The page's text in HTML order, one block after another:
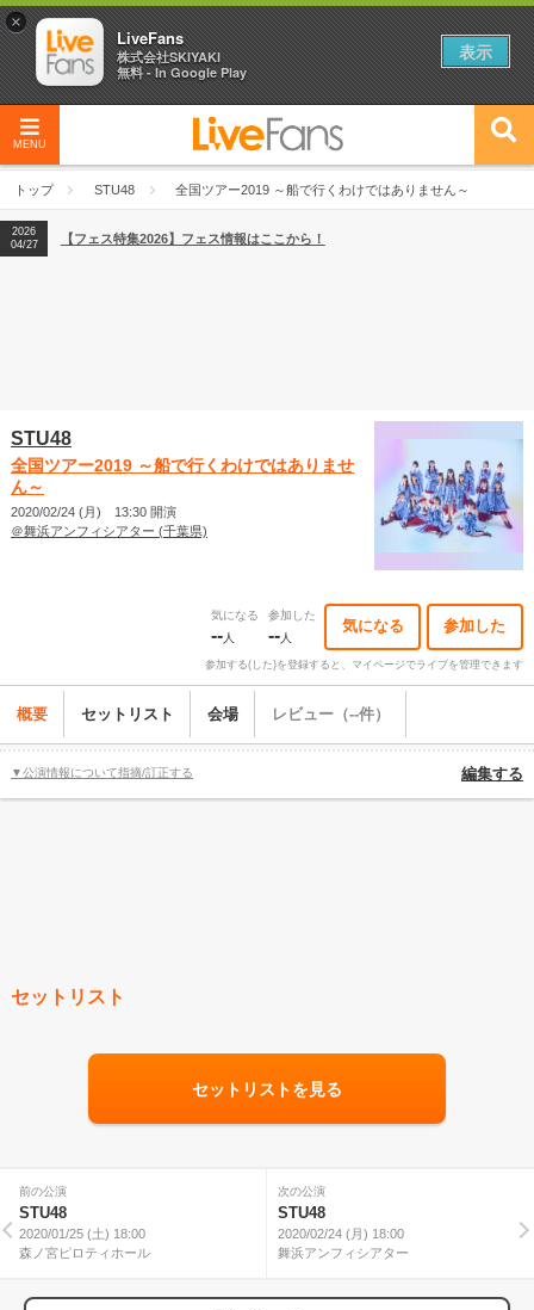
MENU
トップ STU48 全国ツアー2019 ～船で行くわけではありません～
2026
04/27
2026
【ライブ動員ランキング】2026年上半期編発表！
2026
04/27
【フェス特集2026】フェス情報はここから！
STU48
全国ツアー2019 ～船で行くわけではありませ
ん～
2020/02/24 (月) 13:30 開演
＠舞浜アンフィシアター (千葉県)
気になる
--人
参加した
--人
気になる 参加した
参加する(した)を登録すると、マイページでライブを管理できます
概要 セットリスト 会場 レビュー（--件）
▼公演情報について指摘/訂正する 編集する
セットリスト
セットリストを見る
前の公演
STU48
2020/01/25 (土) 18:00
森ノ宮ピロティホール
次の公演
STU48
2020/02/24 (月) 18:00
舞浜アンフィシアター
×
LiveFans
株式会社SKIYAKI
無料 - In Google Play
表示